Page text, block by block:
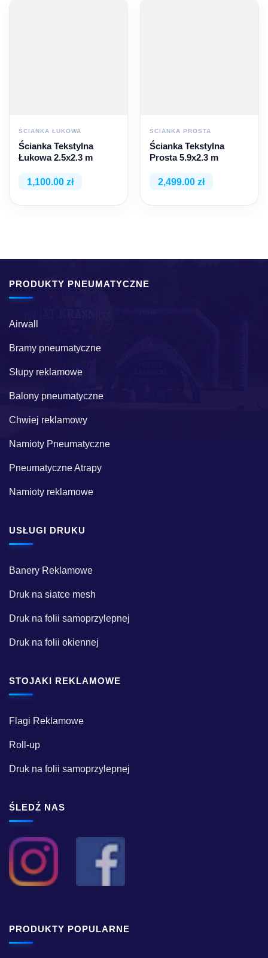
ŚCIANKA ŁUKOWA
Ścianka Tekstylna
Łukowa 2.5х2.3 m
1,100.00 zł
ŚCIANKA PROSTA
Ścianka Tekstylna
Prosta 5.9х2.3 m
2,499.00 zł
PRODUKTY PNEUMATYCZNE
Airwall
Bramy pneumatyczne
Słupy reklamowe
Balony pneumatyczne
Chwiej reklamowy
Namioty Pneumatyczne
Pneumatyczne Atrapy
Namioty reklamowe
USŁUGI DRUKU
Banery Reklamowe
Druk na siatce mesh
Druk na folii samoprzylepnej
Druk na folii okiennej
STOJAKI REKLAMOWE
Flagi Reklamowe
Roll-up
Druk na folii samoprzylepnej
ŚLEDŹ NAS
PRODUKTY POPULARNE